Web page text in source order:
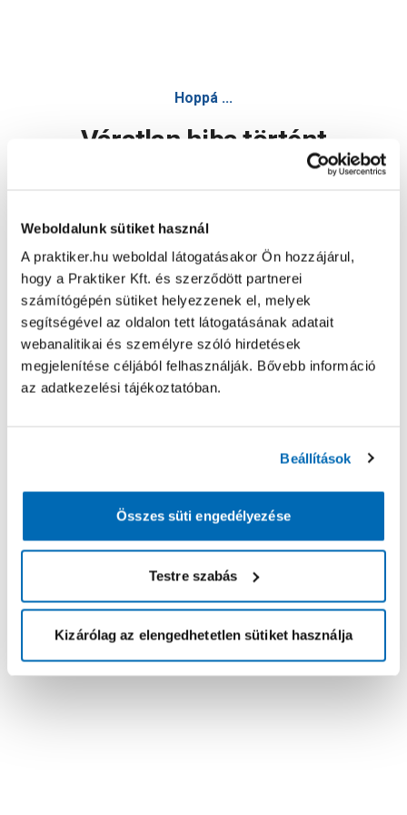
Weboldalunk sütiket használ
A praktiker.hu weboldal látogatásakor Ön hozzájárul,
hogy a Praktiker Kft. és szerződött partnerei
számítógépén sütiket helyezzenek el, melyek
segítségével az oldalon tett látogatásának adatait
webanalitikai és személyre szóló hirdetések
megjelenítése céljából felhasználják. Bővebb információ
az adatkezelési tájékoztatóban.
Beállítások
Összes süti engedélyezése
Testre szabás
Kizárólag az elengedhetetlen sütiket használja
Hoppá ...
Váratlan hiba történt
Oldal újratöltése